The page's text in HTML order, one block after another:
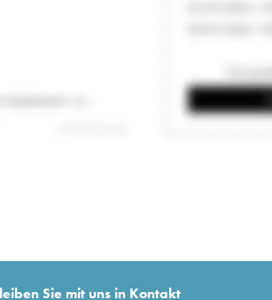
Sie mit uns in Kontakt